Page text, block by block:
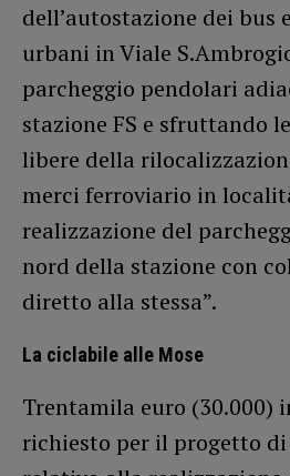
dell’autostazione dei bus
urbani in Viale
parcheggio pendolari
stazione FS e sfruttando
libere della
merci ferroviario in
realizzazione del
nord della stazione con
diretto alla stessa”.
La ciclabile alle Mose
Trentamila euro (30.000)
richiesto per il progetto